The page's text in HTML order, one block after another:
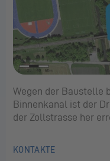
Wegen der Baustelle
Binnenkanal ist der
der Zollstrasse her
KONTAKTE